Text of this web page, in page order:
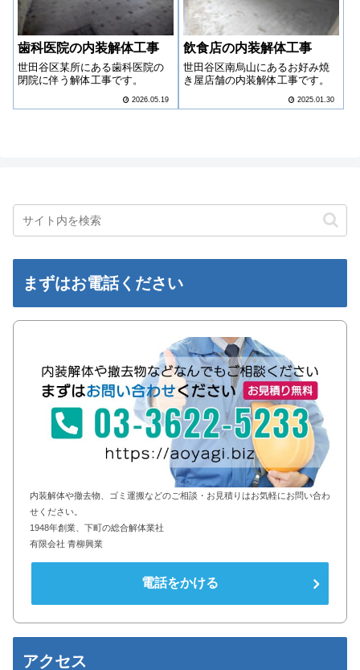
歯科医院の内装解体工事
世田谷区某所にある歯科医院の
閉院に伴う解体工事です。
2026.05.19
飲食店の内装解体工事
世田谷区南烏山にあるお好み焼
き屋店舗の内装解体工事です。
2025.01.30
まずはお電話ください
内装解体や撤去物、ゴミ運搬などのご相談・お見積りはお気軽にお問い合わ
せください。
1948年創業、下町の総合解体業社
有限会社 青柳興業
電話をかける
アクセス